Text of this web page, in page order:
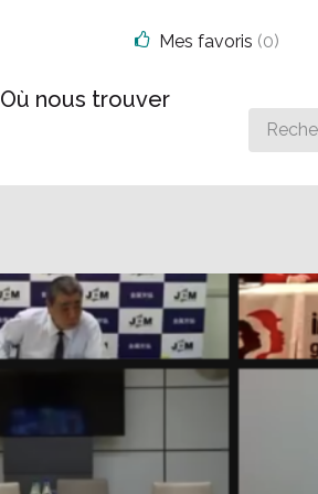
Où nous trouver
Search
for
Mes favoris (0)